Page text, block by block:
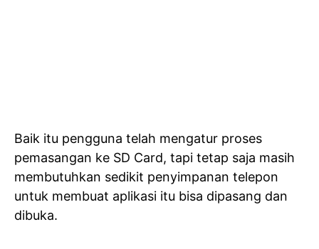
Baik itu pengguna telah mengatur proses
pemasangan ke SD Card, tapi tetap saja masih
membutuhkan sedikit penyimpanan telepon
untuk membuat aplikasi itu bisa dipasang dan
dibuka.